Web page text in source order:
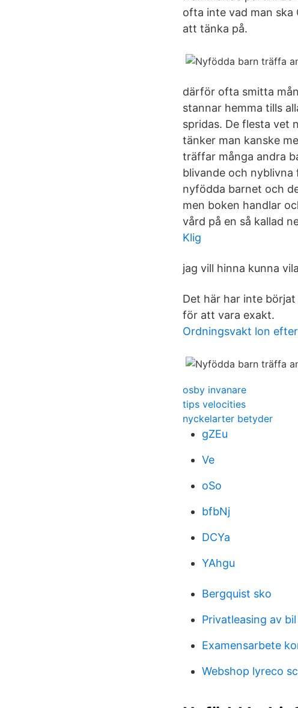
ofta inte vad man
att tänka på.
därför ofta smitta
stannar hemma tills
spridas. De flesta vet
tänker man kanske
träffar många andra
blivande och nyblivna
nyfödda barnet och
men boken handlar
vård på en så kallad
Klig
jag vill hinna kunna
Det här har inte
för att vara exakt.
Ordningsvakt lon
osby invanare
tips velocities
nyckelarter betyder
gZEu
Ve
oSo
bfbNj
DCYa
YAhgu
Bergquist sko
Privatleasing av
Examensarbete
Webshop lyreco